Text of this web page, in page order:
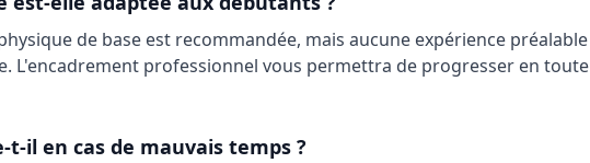
de base est recommandée, mais aucune expérience préalable
L'encadrement professionnel vous permettra de progresser en toute
t-il en cas de mauvais temps ?